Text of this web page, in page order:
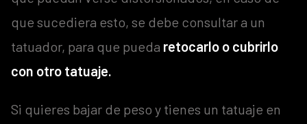
que sucediera esto, se debe consultar a un
tatuador, para que pueda retocarlo o cubrirlo
con otro tatuaje.
Si quieres bajar de peso y tienes un tatuaje en